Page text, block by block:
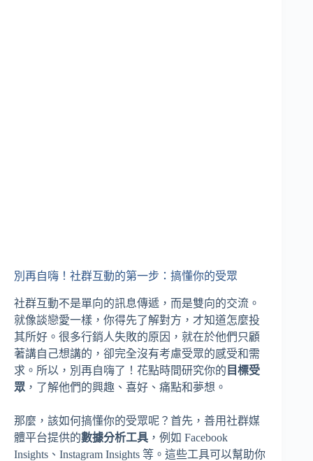
別再自嗨！社群互動的第一步：搞懂你的受眾
社群互動不是單向的訊息傳遞，而是雙向的交流。
就像談戀愛一樣，你得先了解對方，才知道怎麼投
其所好。很多行銷人失敗的原因，就在於他們只顧
著講自己想講的，卻完全沒有考慮受眾的感受和需
求。所以，別再自嗨了！花點時間研究你的 目標受
眾 ，了解他們的興趣、喜好、痛點和夢想。
那麼，該如何搞懂你的受眾呢？首先，善用社群媒
體平台提供的數據分析工具 ，例如 Facebook
Insights、Instagram Insights 等。這些工具可以幫助你